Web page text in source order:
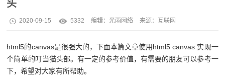
头
2020-09-15 5332 编辑：光雨网络 来源：互联网
html5的canvas是很强大的，下面本篇文章使用html5 canvas 实现一
个简单的叮当猫头部。有一定的参考价值，有需要的朋友可以参考一
下，希望对大家有所帮助。